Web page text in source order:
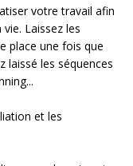
votre travail afin
Laissez les
place une fois que
laissé les séquences
et les